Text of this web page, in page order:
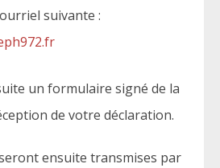
suivante :
un formulaire signé de la
de votre déclaration.
ensuite transmises par